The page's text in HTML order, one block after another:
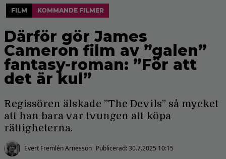
FILM KOMMANDE FILMER
Därför gör James
Cameron film av ”galen”
fantasy-roman: ”För att
det är kul”
Regissören älskade ”The Devils” så mycket
att han bara var tvungen att köpa
rättigheterna.
Evert Fremlén Arnesson Publicerad:30.7.2025 10:15